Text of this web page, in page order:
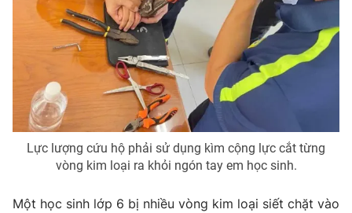
Lực lượng cứu hộ phải sử dụng kìm cộng lực cắt từng
vòng kim loại ra khỏi ngón tay em học sinh.
Một học sinh lớp 6 bị nhiều vòng kim loại siết chặt vào